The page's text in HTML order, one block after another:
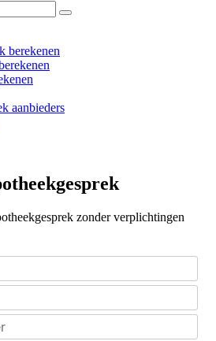
berekenen
aanbieders
zonder verplichtingen